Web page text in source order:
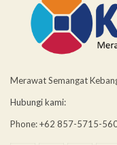
Merawat Semangat
Hubungi kami:
Phone: +62 857-5715-